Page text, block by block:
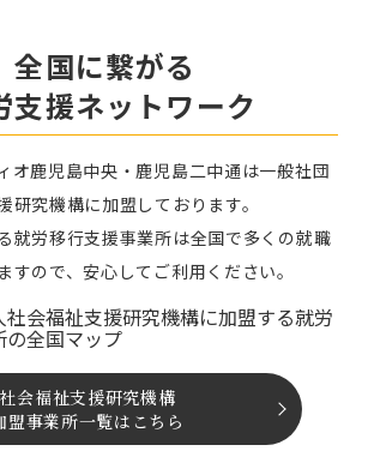
全国に繋がる
⽀援ネットワーク
オ⿅児島中央・鹿児島二中通は⼀般社団
研究機構に加盟しております。
就労移⾏⽀援事業所は全国で多くの就職
すので、安⼼してご利⽤ください。
社会福祉⽀援研究機構
盟事業所一覧はこちら